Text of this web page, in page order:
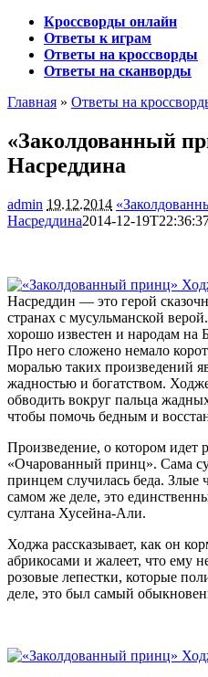
Кроссворды онлайн
Ответы к играм
Ответы на кроссворды
Ответы на сканворды
Главная » Ответы на
«Заколдованный
Насреддина
admin 19.12.2014
Насреддина2014-12-
Насреддин — это герой
странах с мусульманской
хорошо известен и народам на
Про него сложено немало
моралью таких произведений
жадностью и богатством.
обводить вокруг пальца
чтобы помочь бедным и
Произведение, о котором идет
«Очарованный принц». Сама
принцем случилась беда. Злые
самом же деле, это
султана Хусейна-Али.
Ходжа рассказывает, как он
абрикосами и жалеет, что ему
розовые лепестки, которые
деле, это был самый